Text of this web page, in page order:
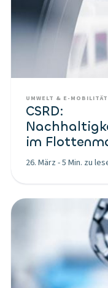
UMWELT & E-MOBILITÄT
CSRD:
im
26. März -5 Min. zu